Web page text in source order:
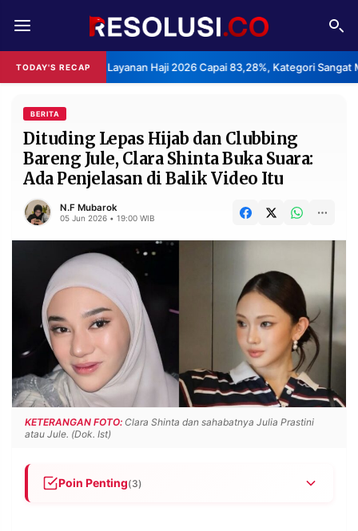
TODAY'S RECAP
Layanan Haji 2026 Capai 83,28%, Kategori Sangat Memuaskan.
REDAKSI TENTANG
RESOLUSI IKLAN
RUBRIKASI
EDITORIAL AKSARA
FINANSIA PERSONA
DAERAH NASIONAL
MANCA SPORT
INFORMASI
PRIVACY
POLICY
BERITA
WARGA
INFORMASI
IKLAN
KIRIM
TULISAN
PENGADUAN
BERITA
Dituding Lepas Hijab dan Clubbing
Bareng Jule, Clara Shinta Buka Suara:
Ada Penjelasan di Balik Video Itu
N.F Mubarok
05 Jun 2026 • 19:00 WIB
KETERANGAN FOTO: Clara Shinta dan sahabatnya Julia Prastini
atau Jule. (Dok. Ist)
Poin Penting(3)